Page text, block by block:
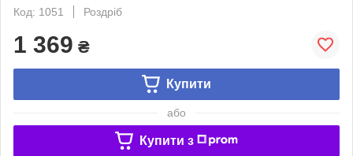
Код: 1051
Роздріб
1 369 ₴
Купити
або
Купити з